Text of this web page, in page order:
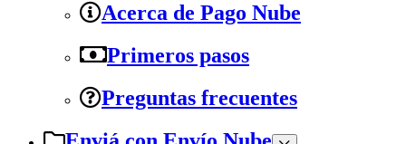
Acerca de Pago Nube
Primeros pasos
Preguntas frecuentes